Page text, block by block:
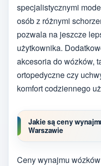
specjalistycznymi
osób z różnymi
pozwala na jeszcze
użytkownika.
akcesoria do wózków,
ortopedyczne czy
komfort codziennego
Jakie są ceny
Warszawie
Ceny wynajmu